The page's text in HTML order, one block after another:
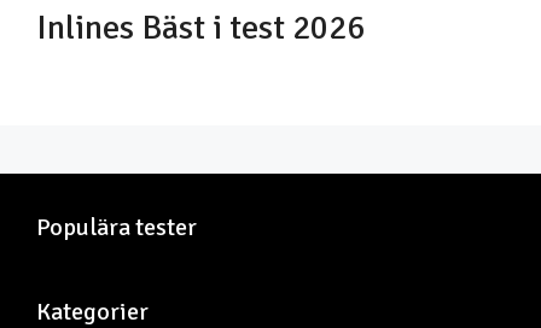
Inlines Bäst i test 2026
Populära tester
Kategorier